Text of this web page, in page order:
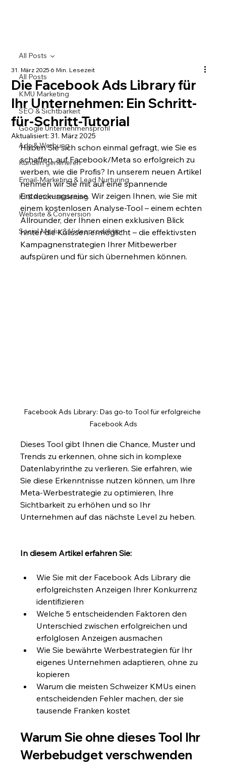
All Posts
KMU Marketing
SEO & Sichtbarkeit
Google Unternehmensprofil
Ads & Werbung
Kunden generieren
Email-Marketing & Lead Nurturing
KI & Automatisierung
Website & Conversion
Social Media & Videoproduktion
All Posts
Die Facebook Ads Library für
Ihr Unternehmen: Ein Schritt-
für-Schritt-Tutorial
31. März 20256 Min. Lesezeit
Aktualisiert:31. März 2025
Haben Sie sich schon einmal gefragt, wie Sie es
schaffen, auf Facebook/Meta so erfolgreich zu
werben, wie die Profis? In unserem neuen Artikel
nehmen wir Sie mit auf eine spannende
Entdeckungsreise. Wir zeigen Ihnen, wie Sie mit
einem kostenlosen Analyse-Tool – einem echten
Allrounder, der Ihnen einen exklusiven Blick
hinter die Kulissen ermöglicht – die effektivsten
Kampagnenstrategien Ihrer Mitbewerber
aufspüren und für sich übernehmen können.
Facebook Ads Library: Das go-to Tool für erfolgreiche
Facebook Ads
Dieses Tool gibt Ihnen die Chance, Muster und
Trends zu erkennen, ohne sich in komplexe
Datenlabyrinthe zu verlieren. Sie erfahren, wie
Sie diese Erkenntnisse nutzen können, um Ihre
Meta-Werbestrategie zu optimieren, Ihre
Sichtbarkeit zu erhöhen und so Ihr
Unternehmen auf das nächste Level zu heben.
In diesem Artikel erfahren Sie:
Wie Sie mit der Facebook Ads Library die
erfolgreichsten Anzeigen Ihrer Konkurrenz
identifizieren
Welche 5 entscheidenden Faktoren den
Unterschied zwischen erfolgreichen und
erfolglosen Anzeigen ausmachen
Wie Sie bewährte Werbestrategien für Ihr
eigenes Unternehmen adaptieren, ohne zu
kopieren
Warum die meisten Schweizer KMUs einen
entscheidenden Fehler machen, der sie
tausende Franken kostet
Warum Sie ohne dieses Tool Ihr
Werbebudget verschwenden